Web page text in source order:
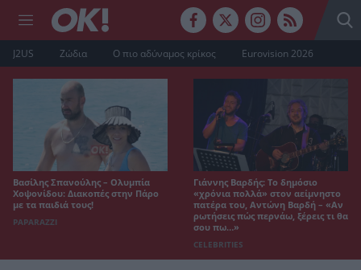
J2US Ζώδια Ο πιο αδύναμος κρίκος Eurovision 2026
Βασίλης Σπανούλης – Ολυμπία
Χοψονίδου: Διακοπές στην Πάρο
με τα παιδιά τους!
PAPARAZZI
Γιάννης Βαρδής: Το δημόσιο
«χρόνια πολλά» στον αείμνηστο
πατέρα του, Αντώνη Βαρδή – «Αν
ρωτήσεις πώς περνάω, ξέρεις τι θα
σου πω…»
CELEBRITIES